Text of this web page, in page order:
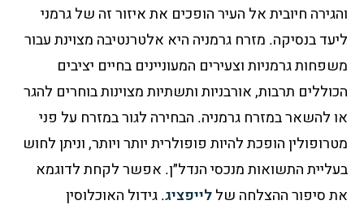
והגירה חיובית אל העיר הופכים את איזור זה של גרמני
ליעד בנסיקה. מזרח גרמניה היא אלטרנטיבה מצוינת עבור
משפחות גרמניות וצעירים המעוניינים בחיים יציבים
הכוללים תרבות, אורבניות ותשתיות מצוינות בוחרים להגר
או להשאר במזרח גרמניה. הבחירה לגור במזרח על פני
מטרופולין הופכת להיות פופולרית יותר ויותר, וניתן לחוש
בעליית התשואות מנכסי הנדל״ן. אפשר לקחת לדוגמא
את סיפור ההצלחה שללייפציג. גידול האוכלוסין